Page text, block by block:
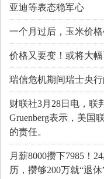
亚迪等表态稳军心
一个月过后，玉米价
价格又要变！或将大幅
瑞信危机期间瑞士央
财联社3月28日电，联
Gruenberg表示，美国
的责任。
月薪8000攒下7985！
历，攒够200万就“退休